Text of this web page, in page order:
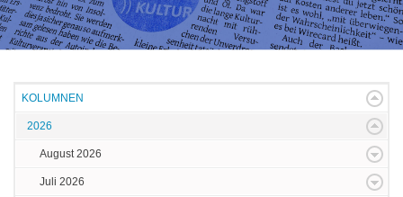
KOLUMNEN
2026
August 2026
Juli 2026